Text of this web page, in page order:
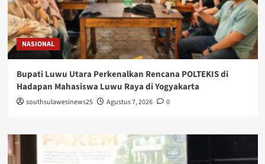
NASIONAL
Bupati Luwu Utara Perkenalkan Rencana POLTEKIS di
Hadapan Mahasiswa Luwu Raya di Yogyakarta
southsulawesinews25 Agustus 7, 2026 0